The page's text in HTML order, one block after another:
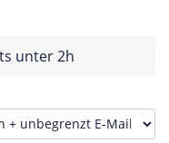
unter 2h